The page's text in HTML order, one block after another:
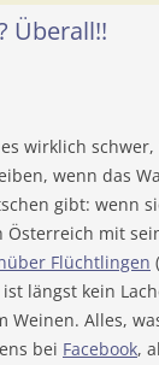
Überall!!
wirklich
wenn das
gibt: wenn
Österreich mit
Flüchtlingen
längst kein
Weinen. Alles,
bei Facebook,